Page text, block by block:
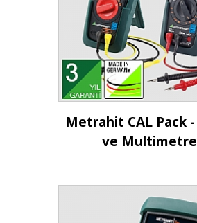
İncele
Metrahit CAL Pack
ve